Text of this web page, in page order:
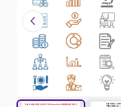
chevron_left